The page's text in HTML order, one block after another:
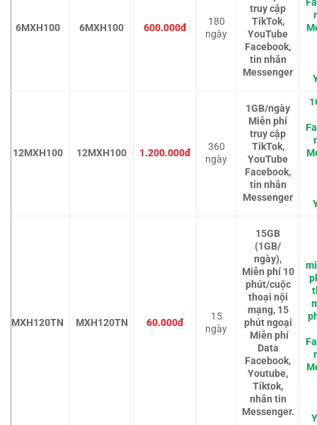
6MXH100 6MXH100 600.000đ
180
ngày
truy cập
TikTok,
YouTube
Facebook,
tin nhắn
Messenger
12MXH100 12MXH100 1.200.000đ
360
ngày
1GB/ngày
Miễn phí
truy cập
TikTok,
YouTube
Facebook,
tin nhắn
Messenger
MXH120TN MXH120TN 60.000đ
15
ngày
15GB
(1GB/
ngày),
Miễn phí 10
phút/cuộc
thoại nội
mạng, 15
phút ngoại
Miễn phí
Data
Facebook,
Youtube,
Tiktok,
nhắn tin
Messenger.